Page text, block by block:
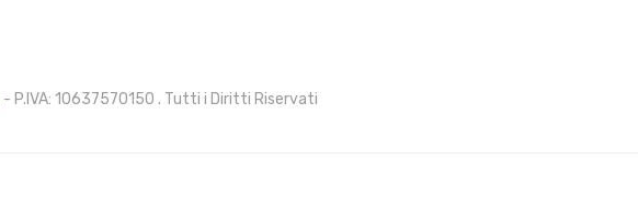
- P.IVA: 10637570150 . Tutti i Diritti Riservati